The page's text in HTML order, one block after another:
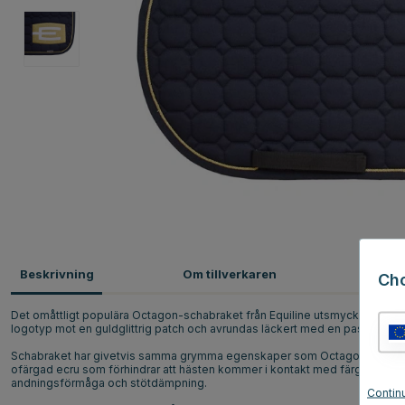
Beskrivning
Det omåttligt populära Octagon-schabraket från Equiline utsmyckad
logotyp mot en guldglittrig patch och avrundas läckert med en passpoal i
Schabraket har givetvis samma grymma egenskaper som Octagon, så
ofärgad ecru som förhindrar att hästen kommer i kontakt med
andningsförmåga och stötdämpning.
Om tillverkaren